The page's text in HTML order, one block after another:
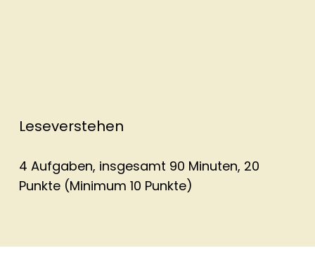
Leseverstehen
4 Aufgaben, insgesamt 90 Minuten, 20
Punkte (Minimum 10 Punkte)